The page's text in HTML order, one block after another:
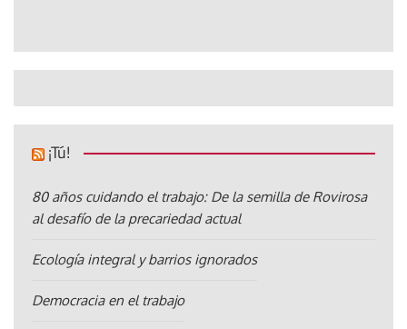
¡Tú!
80 años cuidando el trabajo: De la semilla de Rovirosa
al desafío de la precariedad actual
Ecología integral y barrios ignorados
Democracia en el trabajo